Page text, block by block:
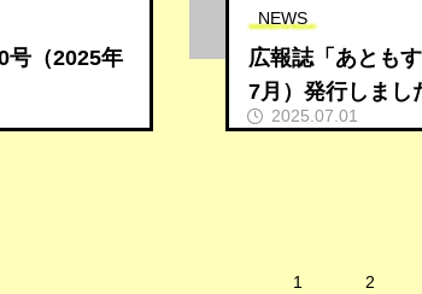
号（2025年
NEWS
広報誌「あとも
7月）発行しまし
2025.07.01
1 2